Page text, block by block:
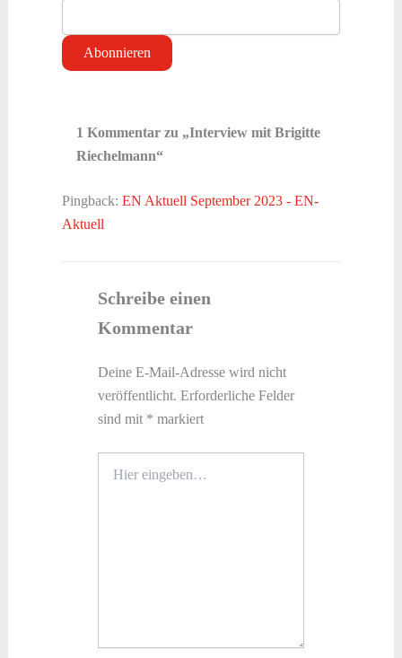
1 Kommentar zu „Interview mit Brigitte
Riechelmann“
Pingback: EN Aktuell September 2023 - EN-
Aktuell
Schreibe einen
Kommentar
Deine E-Mail-Adresse wird nicht
veröffentlicht. Erforderliche Felder
sind mit * markiert
eingeben…